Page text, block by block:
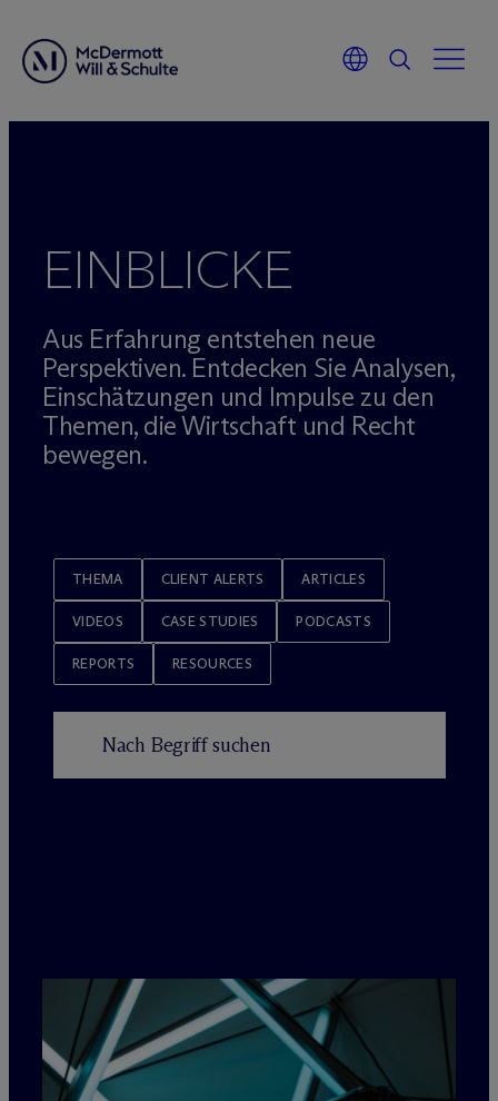
EINBLICKE
Aus Erfahrung entstehen neue
Perspektiven. Entdecken Sie Analysen,
Einschätzungen und Impulse zu den
Themen, die Wirtschaft und Recht
bewegen.
THEMA CLIENT ALERTS ARTICLES
VIDEOS CASE STUDIES PODCASTS
REPORTS RESOURCES